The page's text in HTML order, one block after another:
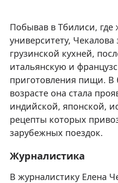
Побывав в Тбилиси, где
университету, Чекалова
грузинской кухней,
итальянскую и
приготовления пищи. В
возрасте она стала
индийской, японской,
рецепты которых
зарубежных поездок.
Журналистика
В журналистику Елена